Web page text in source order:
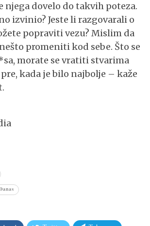
njega dovelo do takvih poteza.
izvinio? Jeste li razgovarali o
popraviti vezu? Mislim da
promeniti kod sebe. Što se
morate se vratiti stvarima
kada je bilo najbolje – kaže